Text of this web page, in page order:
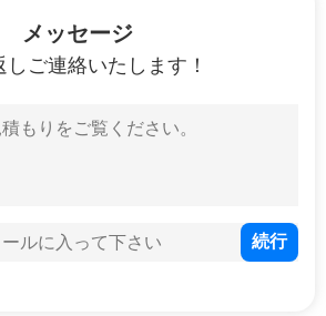
のサーモ
メッセージ
しご連絡いたします！